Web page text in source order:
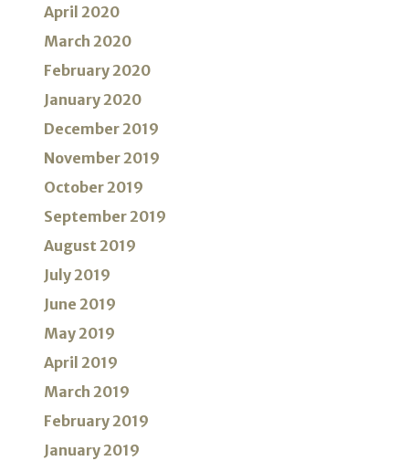
April 2020
March 2020
February 2020
January 2020
December 2019
November 2019
October 2019
September 2019
August 2019
July 2019
June 2019
May 2019
April 2019
March 2019
February 2019
January 2019